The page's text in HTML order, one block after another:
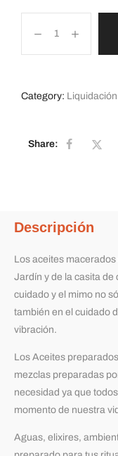
Category: Liquidación
Share:
Descripción
Los aceites
Jardín y de la casita de
cuidado y el mimo no
también en el cuidado
vibración.
Los Aceites
mezclas preparadas
necesidad ya que
momento de nuestra
Aguas, elixires,